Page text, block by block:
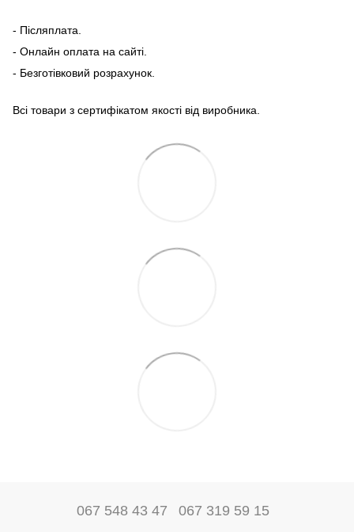
- Післяплата.
- Онлайн оплата на сайті.
- Безготівковий розрахунок.
Всі товари з сертифікатом якості від виробника.
067 548 43 47 067 319 59 15